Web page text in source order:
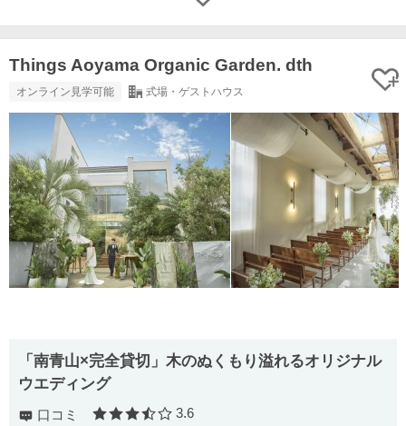
Things Aoyama Organic Garden. dth
オンライン見学可能 式場・ゲストハウス
「南青山×完全貸切」木のぬくもり溢れるオリジナル
ウエディング
口コミ 口コミ評価
3.6